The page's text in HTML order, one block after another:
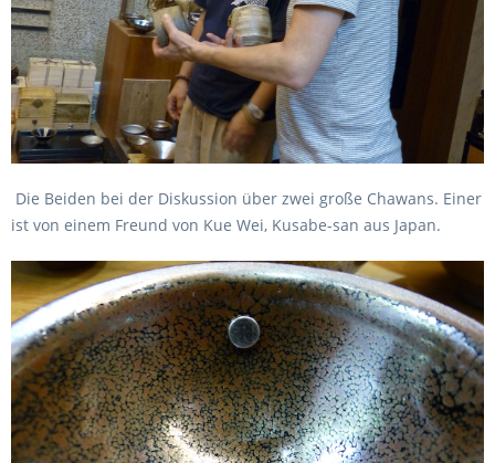
Die Beiden bei der Diskussion über zwei große Chawans. Einer
ist von einem Freund von Kue Wei, Kusabe-san aus Japan.